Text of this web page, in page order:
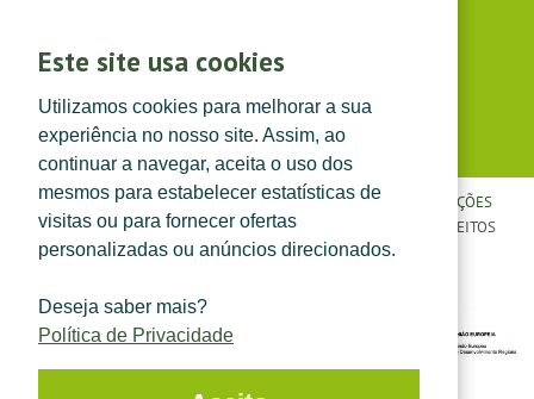
Este site usa cookies
Utilizamos cookies para melhorar a sua
experiência no nosso site. Assim, ao
continuar a navegar, aceita o uso dos
mesmos para estabelecer estatísticas de
visitas ou para fornecer ofertas
personalizadas ou anúncios direcionados.
Deseja saber mais?
Política de Privacidade
POLÍTICA DE PRIVACIDADE|TERMOS E CONDIÇÕES
CONDIÇÕES
GERAIS DE VENDA | ©TOPFARMA, LDA. 2022.
TODOS OS DIREITOS
RESERVADOS.